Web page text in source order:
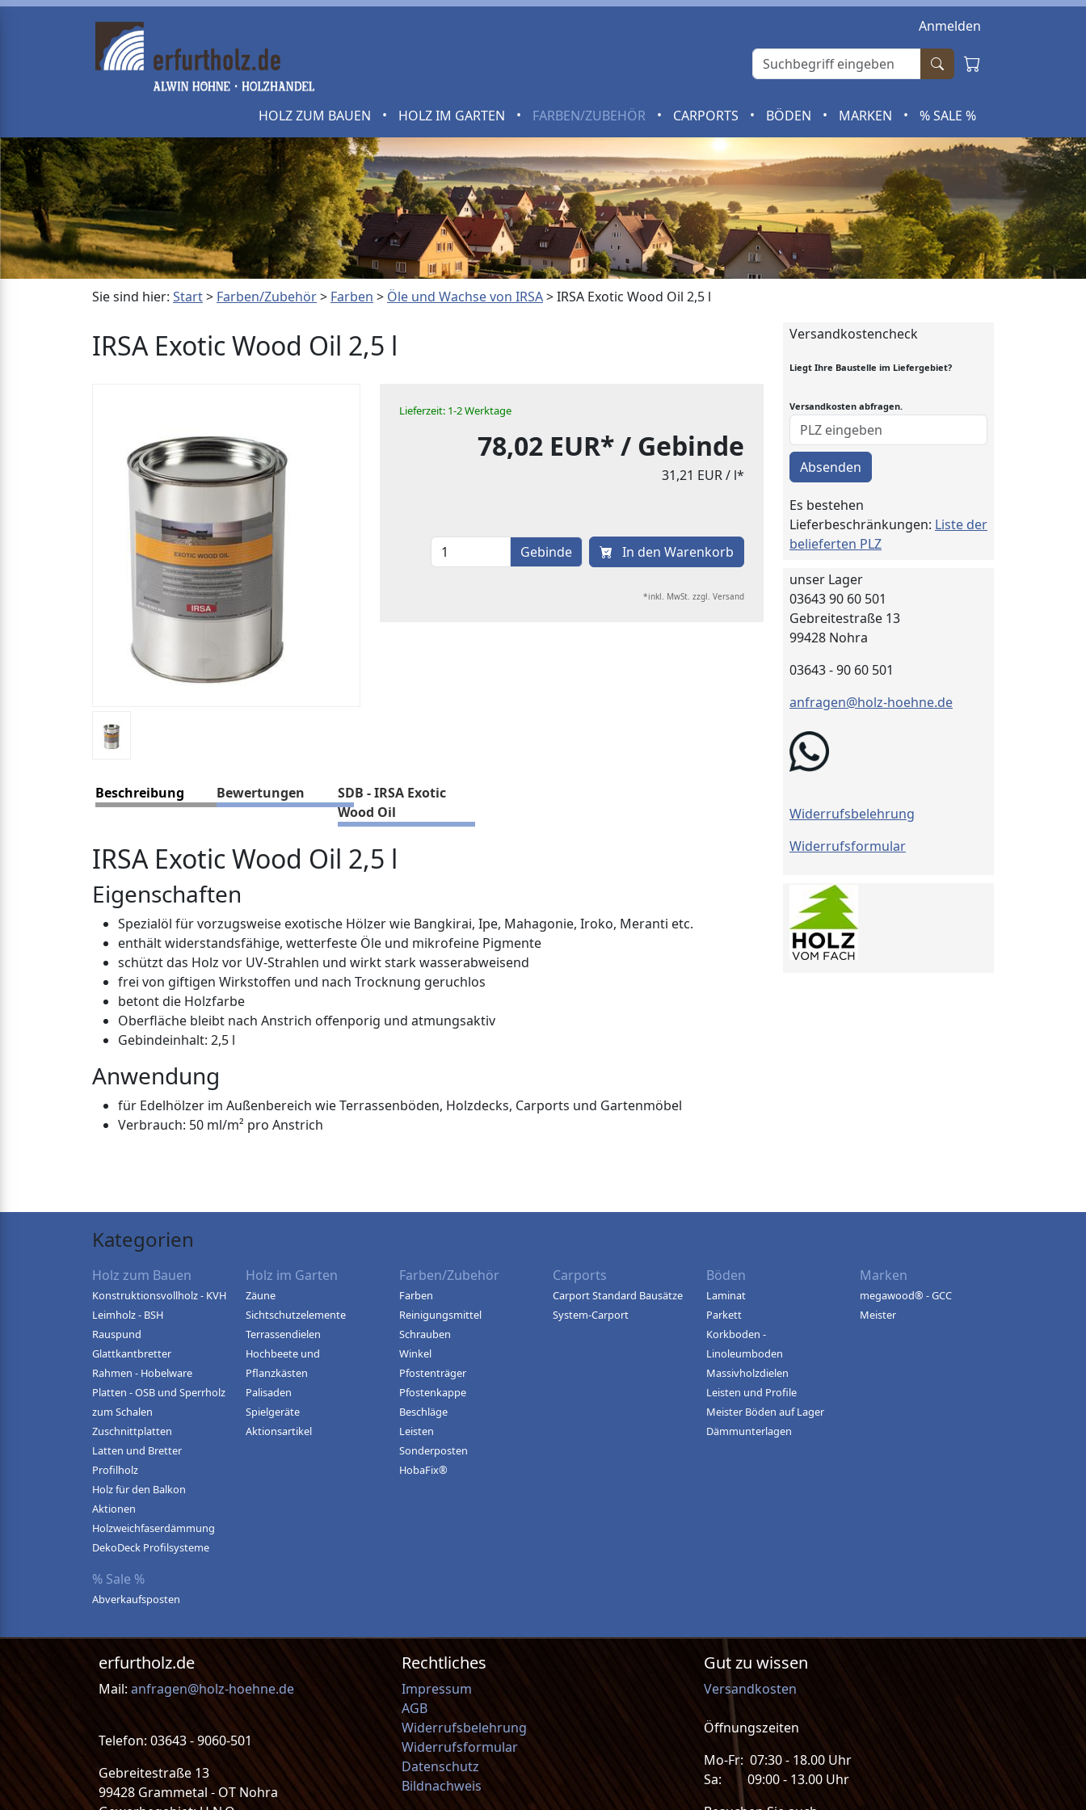
Anmelden
HOLZ ZUM BAUEN • HOLZ IM GARTEN • FARBEN/ZUBEHÖR • CARPORTS • BÖDEN • MARKEN • % SALE %
Sie sind hier: Start> Farben/Zubehör> Farben > Öle und Wachse von IRSA>IRSA Exotic Wood Oil 2,5 l
IRSA Exotic Wood Oil 2,5 l
Lieferzeit: 1-2 Werktage
78,02 EUR*/ Gebinde
31,21 EUR/ l*
Gebinde In den Warenkorb
*inkl. MwSt. zzgl. Versand
Beschreibung Bewertungen
SDB - IRSA Exotic
Wood Oil
IRSA Exotic Wood Oil 2,5 l
Eigenschaften
Spezialöl für vorzugsweise exotische Hölzer wie Bangkirai, Ipe, Mahagonie, Iroko, Meranti etc.
enthält widerstandsfähige, wetterfeste Öle und mikrofeine Pigmente
schützt das Holz vor UV-Strahlen und wirkt stark wasserabweisend
frei von giftigen Wirkstoffen und nach Trocknung geruchlos
betont die Holzfarbe
Oberfläche bleibt nach Anstrich offenporig und atmungsaktiv
Gebindeinhalt: 2,5 l
Anwendung
für Edelhölzer im Außenbereich wie Terrassenböden, Holzdecks, Carports und Gartenmöbel
Verbrauch: 50 ml/m² pro Anstrich
Versandkostencheck
Liegt Ihre Baustelle im Liefergebiet?
Versandkosten abfragen.
Absenden
Es bestehen
Lieferbeschränkungen: Liste der
belieferten PLZ
unser Lager
03643 90 60 501
Gebreitestraße 13
99428 Nohra
03643 - 90 60 501
anfragen@holz-hoehne.de
Widerrufsbelehrung
Widerrufsformular
Kategorien
Holz zum Bauen
Konstruktionsvollholz - KVH
Leimholz - BSH
Rauspund
Glattkantbretter
Rahmen - Hobelware
Platten - OSB und Sperrholz
zum Schalen
Zuschnittplatten
Latten und Bretter
Profilholz
Holz für den Balkon
Aktionen
Holzweichfaserdämmung
DekoDeck Profilsysteme
Holz im Garten
Zäune
Sichtschutzelemente
Terrassendielen
Hochbeete und
Pflanzkästen
Palisaden
Spielgeräte
Aktionsartikel
Farben/Zubehör
Farben
Reinigungsmittel
Schrauben
Winkel
Pfostenträger
Pfostenkappe
Beschläge
Leisten
Sonderposten
HobaFix®
Carports
Carport Standard Bausätze
System-Carport
Böden
Laminat
Parkett
Korkboden -
Linoleumboden
Massivholzdielen
Leisten und Profile
Meister Böden auf Lager
Dämmunterlagen
Marken
megawood® - GCC
Meister
% Sale %
Abverkaufsposten
erfurtholz.de
Mail: anfragen@holz-hoehne.de
Telefon: 03643 - 9060-501
Gebreitestraße 13
99428 Grammetal - OT Nohra
Rechtliches
Impressum
AGB
Widerrufsbelehrung
Widerrufsformular
Datenschutz
Bildnachweis
Gut zu wissen
Versandkosten
Öffnungszeiten
Mo-Fr: 07:30 - 18.00 Uhr
Sa: 09:00 - 13.00 Uhr